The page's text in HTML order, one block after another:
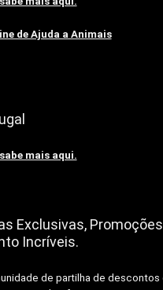
de Ajuda a Animais
mais aqui.
Exclusivas, Promoções
Incríveis.
de partilha de descontos